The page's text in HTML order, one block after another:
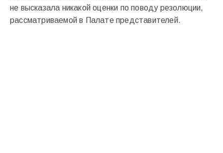
не высказала никакой оценки по поводу резолюции,
рассматриваемой в Палате представителей.